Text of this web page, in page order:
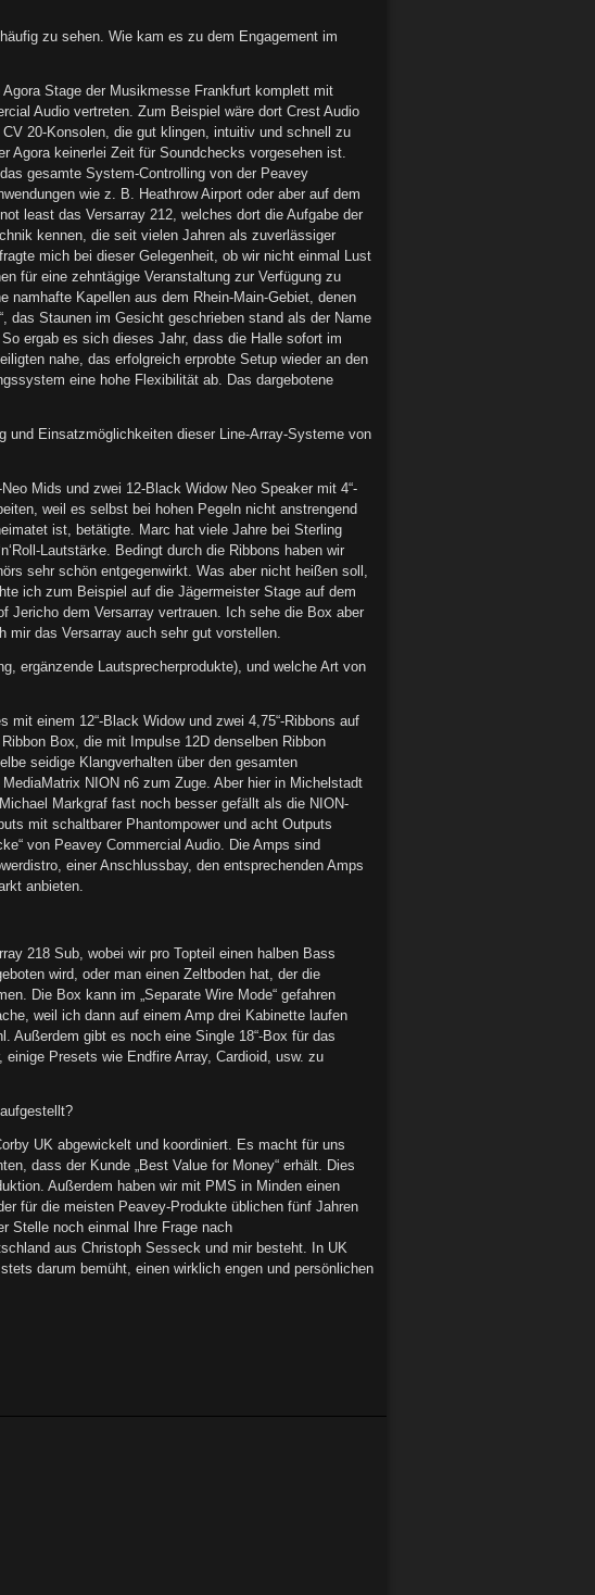
zu sehen. Wie kam es zu dem Engagement im
Stage der Musikmesse Frankfurt komplett mit
Audio vertreten. Zum Beispiel wäre dort Crest Audio
20-Konsolen, die gut klingen, intuitiv und schnell zu
Agora keinerlei Zeit für Soundchecks vorgesehen ist.
gesamte System-Controlling von der Peavey
wie z. B. Heathrow Airport oder aber auf dem
least das Versarray 212, welches dort die Aufgabe der
kennen, die seit vielen Jahren als zuverlässiger
mich bei dieser Gelegenheit, ob wir nicht einmal Lust
für eine zehntägige Veranstaltung zur Verfügung zu
Kapellen aus dem Rhein-Main-Gebiet, denen
das Staunen im Gesicht geschrieben stand als der Name
ergab es sich dieses Jahr, dass die Halle sofort im
nahe, das erfolgreich erprobte Setup wieder an den
eine hohe Flexibilität ab. Das dargebotene
und Einsatzmöglichkeiten dieser Line-Array-Systeme von
Mids und zwei 12-Black Widow Neo Speaker mit 4“-
weil es selbst bei hohen Pegeln nicht anstrengend
ist, betätigte. Marc hat viele Jahre bei Sterling
Lautstärke. Bedingt durch die Ribbons haben wir
sehr schön entgegenwirkt. Was aber nicht heißen soll,
ich zum Beispiel auf die Jägermeister Stage auf dem
Jericho dem Versarray vertrauen. Ich sehe die Box aber
mir das Versarray auch sehr gut vorstellen.
ergänzende Lautsprecherprodukte), und welche Art von
einem 12“-Black Widow und zwei 4,75“-Ribbons auf
Box, die mit Impulse 12D denselben Ribbon
seidige Klangverhalten über den gesamten
NION n6 zum Zuge. Aber hier in Michelstadt
Markgraf fast noch besser gefällt als die NION-
mit schaltbarer Phantompower und acht Outputs
von Peavey Commercial Audio. Die Amps sind
einer Anschlussbay, den entsprechenden Amps
anbieten.
218 Sub, wobei wir pro Topteil einen halben Bass
wird, oder man einen Zeltboden hat, der die
Die Box kann im „Separate Wire Mode“ gefahren
weil ich dann auf einem Amp drei Kabinette laufen
Außerdem gibt es noch eine Single 18“-Box für das
Presets wie Endfire Array, Cardioid, usw. zu
UK abgewickelt und koordiniert. Es macht für uns
dass der Kunde „Best Value for Money“ erhält. Dies
Außerdem haben wir mit PMS in Minden einen
für die meisten Peavey-Produkte üblichen fünf Jahren
Stelle noch einmal Ihre Frage nach
aus Christoph Sesseck und mir besteht. In UK
darum bemüht, einen wirklich engen und persönlichen